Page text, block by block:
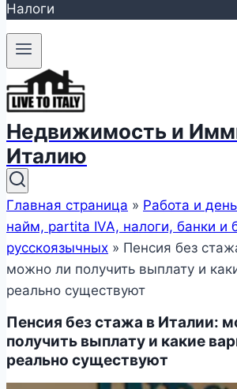
Налоги
Недвижимость и
Италию
Главная страница » Работа и
найм, partita IVA, налоги, банки и
русскоязычных » Пенсия без
можно ли получить выплату и
реально существуют
Пенсия без стажа в Италии:
получить выплату и какие
реально существуют